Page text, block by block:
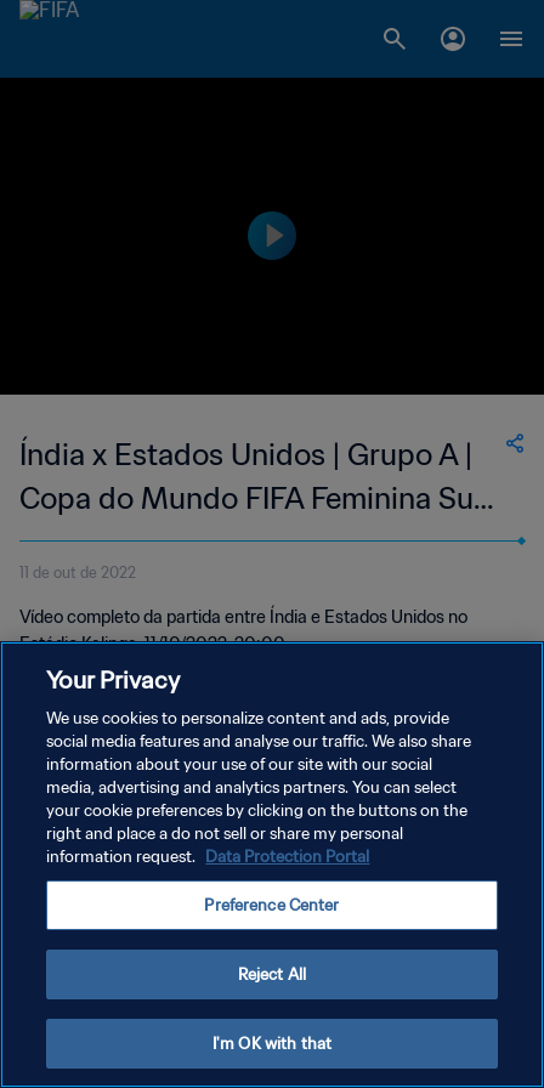
Índia x Estados Unidos | Grupo A |
Copa do Mundo FIFA Feminina Sub-
17 de 2022, na Índia | Jogo completo
11 de out de 2022
Vídeo completo da partida entre Índia e Estados Unidos no
Estádio Kalinga, 11/10/2022, 20:00.
POLÍTICA DE PRIVACIDADE
TERMOS DE SERVIÇO
ADMINISTRAR AS PREFERÊNCIAS DE COOKIES
Your Privacy
We use cookies to personalize content and ads, provide
social media features and analyse our traffic. We also share
information about your use of our site with our social
media, advertising and analytics partners. You can select
your cookie preferences by clicking on the buttons on the
right and place a do not sell or share my personal
information request. Data Protection Portal
Preference Center
Reject All
I'm OK with that